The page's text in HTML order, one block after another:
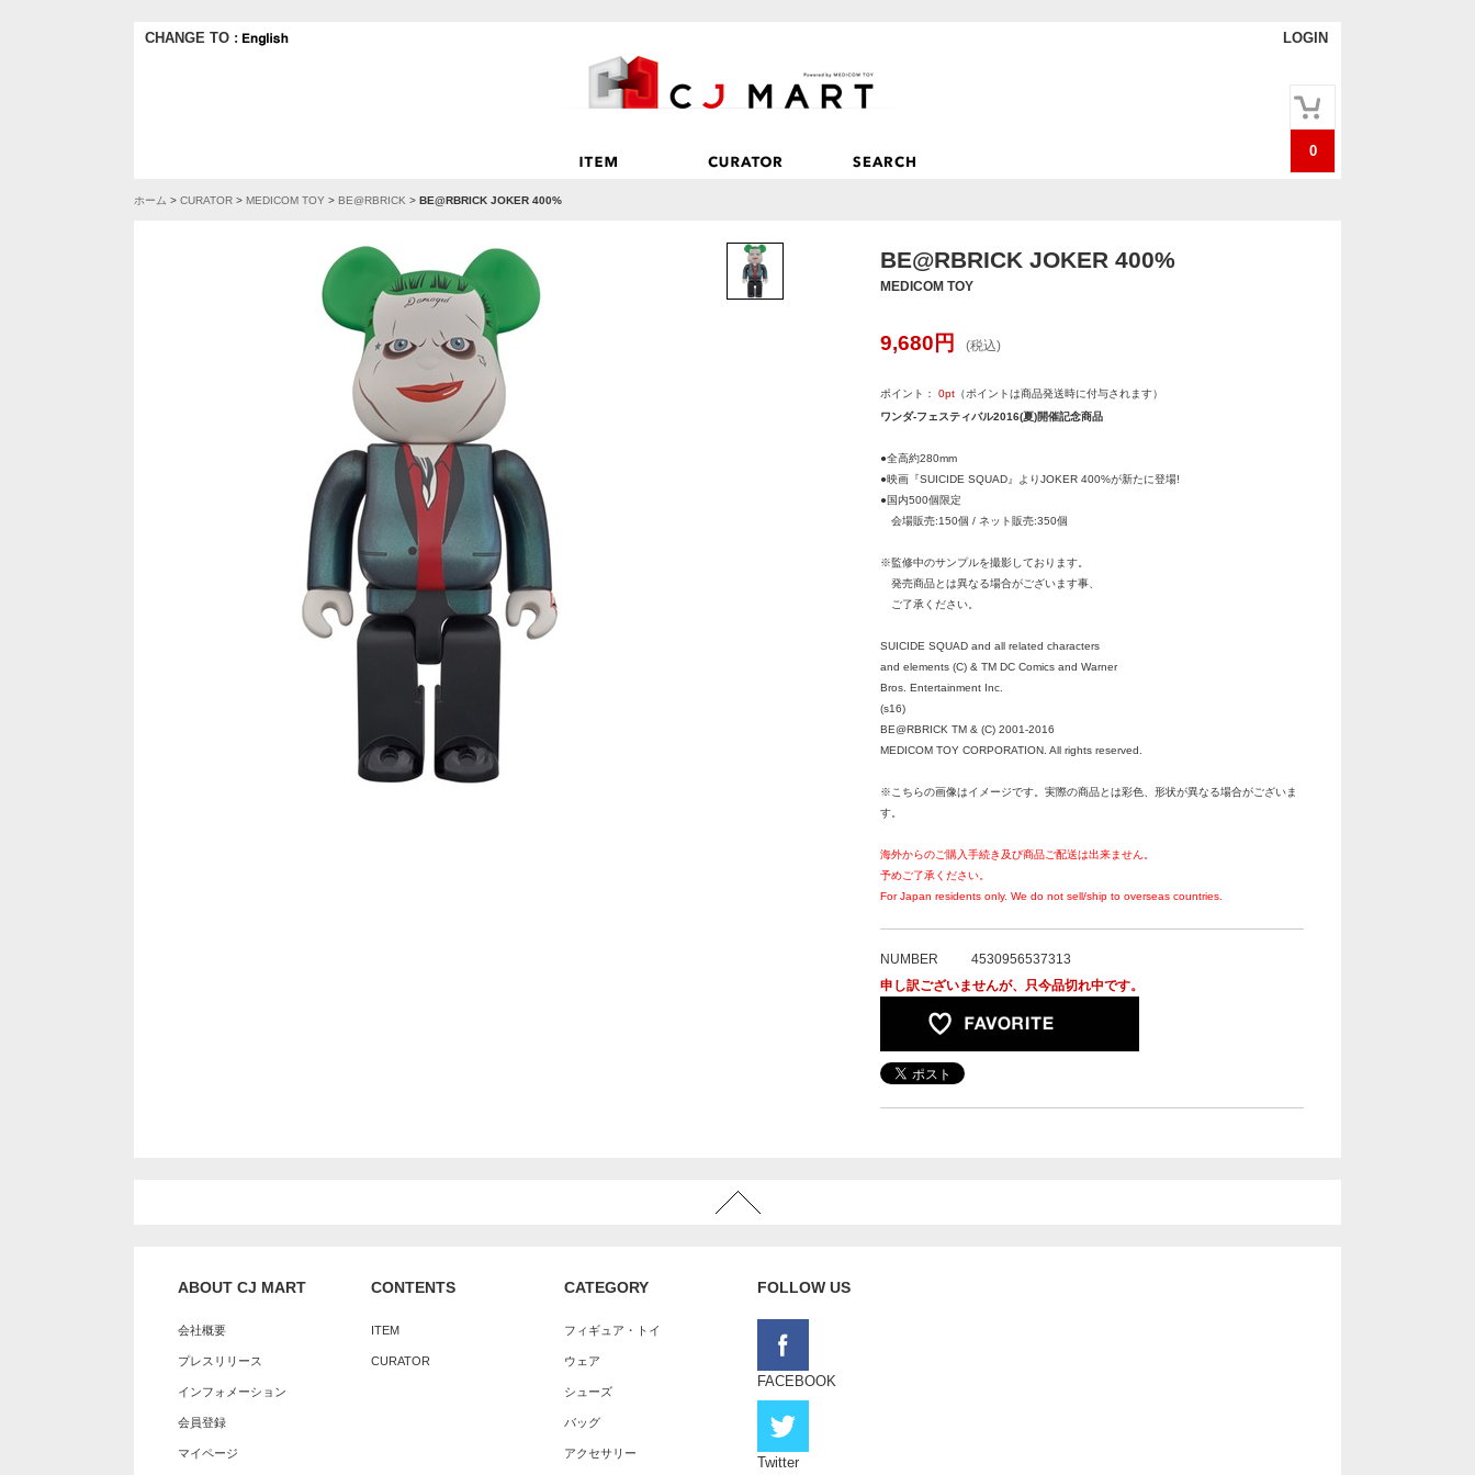
CHANGE TO : LOGIN
0
ホーム > CURATOR > MEDICOM TOY > BE@RBRICK > BE@RBRICK JOKER 400%
BE@RBRICK JOKER 400%
MEDICOM TOY
9,680 円 (税込)
ポイント： 0pt （ポイントは商品発送時に付与されます）
ワンダ-フェスティバル2016(夏)開催記念商品
●全高約280mm
●映画『SUICIDE SQUAD』よりJOKER 400%が新たに登場!
●国内500個限定
会場販売:150個 / ネット販売:350個
※監修中のサンプルを撮影しております。
発売商品とは異なる場合がございます事、
ご了承ください。
SUICIDE SQUAD and all related characters
and elements (C) & TM DC Comics and Warner
Bros. Entertainment Inc.
(s16)
BE@RBRICK TM & (C) 2001-2016
MEDICOM TOY CORPORATION. All rights reserved.
※こちらの画像はイメージです。実際の商品とは彩色、形状が異なる場合がございま
す。
海外からのご購入手続き及び商品ご配送は出来ません。
予めご了承ください。
For Japan residents only. We do not sell/ship to overseas countries.
NUMBER
4530956537313
申し訳ございませんが、只今品切れ中です。
ABOUT CJ MART
会社概要
プレスリリース
インフォメーション
会員登録
マイページ
CONTENTS
ITEM
CURATOR
CATEGORY
フィギュア・トイ
ウェア
シューズ
バッグ
アクセサリー
FOLLOW US
FACEBOOK
Twitter